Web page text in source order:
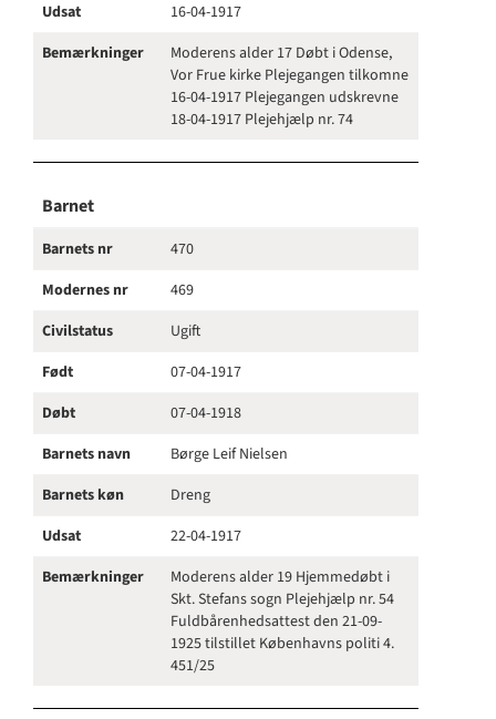
Udsat
16-04-1917
Bemærkninger
Moderens alder 17 Døbt i Odense,
Vor Frue kirke Plejegangen tilkomne
16-04-1917 Plejegangen udskrevne
18-04-1917 Plejehjælp nr. 74
Barnet
Barnets nr
470
Modernes nr
469
Civilstatus
Ugift
Født
07-04-1917
Døbt
07-04-1918
Barnets navn
Børge Leif Nielsen
Barnets køn
Dreng
Udsat
22-04-1917
Bemærkninger
Moderens alder 19 Hjemmedøbt i
Skt. Stefans sogn Plejehjælp nr. 54
Fuldbårenhedsattest den 21-09-
1925 tilstillet Københavns politi 4.
451/25